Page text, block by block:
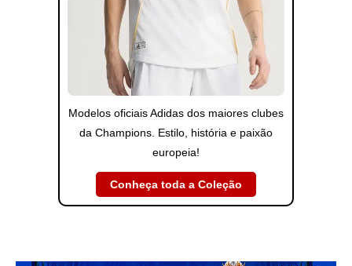
Modelos oficiais Adidas dos maiores clubes
da Champions. Estilo, história e paixão
europeia!
Conheça toda a Coleção